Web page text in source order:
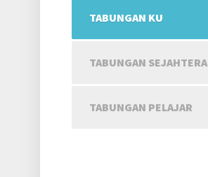
TABUNGAN KU
TABUNGAN SEJAHTERA
TABUNGAN PELAJAR